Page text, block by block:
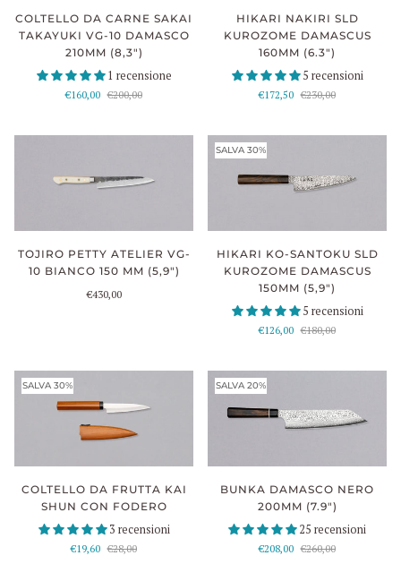
COLTELLO DA CARNE SAKAI
TAKAYUKI VG-10 DAMASCO
210MM (8,3")
1 recensione
€160,00 €200,00
HIKARI NAKIRI SLD
KUROZOME DAMASCUS
160MM (6.3")
5 recensioni
€172,50 €230,00
TOJIRO PETTY ATELIER VG-
10 BIANCO 150 MM (5,9")
€430,00
SALVA 30%
HIKARI KO-SANTOKU SLD
KUROZOME DAMASCUS
150MM (5,9")
5 recensioni
€126,00 €180,00
SALVA 30%
COLTELLO DA FRUTTA KAI
SHUN CON FODERO
3 recensioni
€19,60 €28,00
SALVA 20%
BUNKA DAMASCO NERO
200MM (7.9")
25 recensioni
€208,00 €260,00